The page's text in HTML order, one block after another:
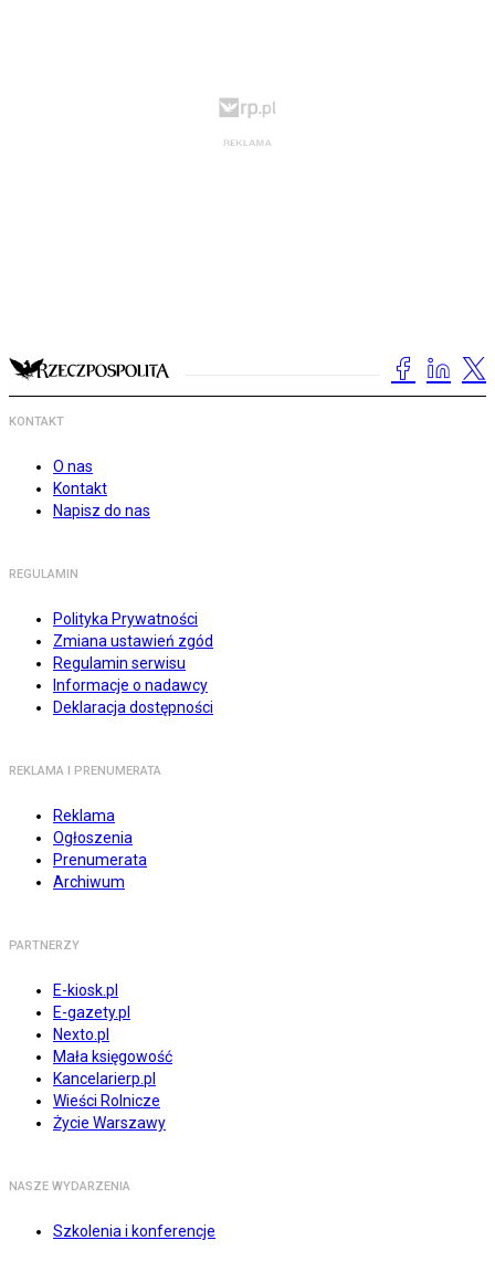
KONTAKT
O nas
Kontakt
Napisz do nas
REGULAMIN
Polityka Prywatności
Zmiana ustawień zgód
Regulamin serwisu
Informacje o nadawcy
Deklaracja dostępności
REKLAMA I PRENUMERATA
Reklama
Ogłoszenia
Prenumerata
Archiwum
PARTNERZY
E-kiosk.pl
E-gazety.pl
Nexto.pl
Mała księgowość
Kancelarierp.pl
Wieści Rolnicze
Życie Warszawy
NASZE WYDARZENIA
Szkolenia i konferencje